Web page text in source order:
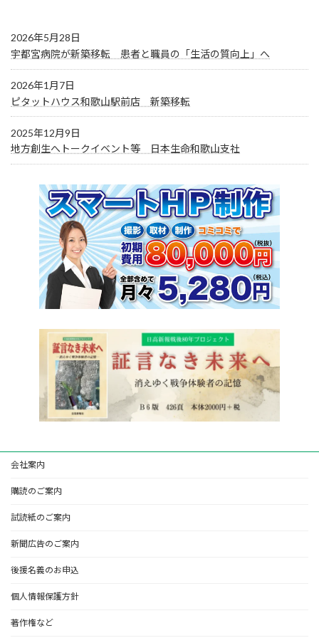
2026年5月28日
宇都宮病院が新築移転 患者と職員の「生活の質向上」へ
2026年1月7日
ピタットハウス和歌山駅前店 新築移転
2025年12月9日
地方創生へトークイベント等 日本生命和歌山支社
会社案内
購読のご案内
試読紙のご案内
新聞広告のご案内
後援名義のお申込
個人情報保護方針
著作権など